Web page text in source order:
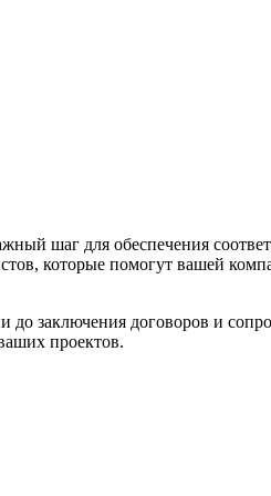
шаг для обеспечения
которые помогут вашей
заключения договоров и
проектов.